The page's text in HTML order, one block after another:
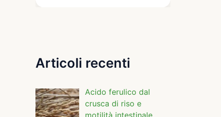
Articoli recenti
Acido ferulico dal
crusca di riso e